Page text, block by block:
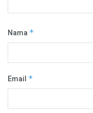
Nama *
Email *